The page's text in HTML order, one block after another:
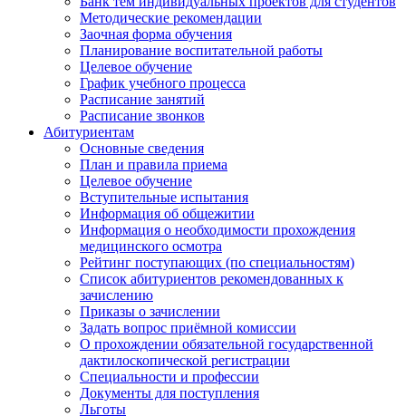
Методические рекомендации
Заочная форма обучения
Планирование воспитательной работы
Целевое обучение
График учебного процесса
Расписание занятий
Расписание звонков
Абитуриентам
Основные сведения
План и правила приема
Целевое обучение
Вступительные испытания
Информация об общежитии
Информация о необходимости прохождения
медицинского осмотра
Рейтинг поступающих (по специальностям)
Список абитуриентов рекомендованных к
зачислению
Приказы о зачислении
Задать вопрос приёмной комиссии
О прохождении обязательной государственной
дактилоскопической регистрации
Специальности и профессии
Документы для поступления
Льготы